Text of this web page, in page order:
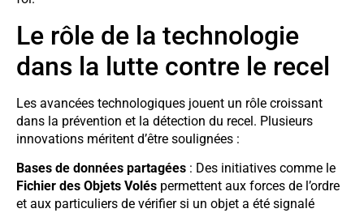
Le rôle de la technologie
dans la lutte contre le recel
Les avancées technologiques jouent un rôle croissant
dans la prévention et la détection du recel. Plusieurs
innovations méritent d’être soulignées :
Bases de données partagées : Des initiatives comme le
Fichier des Objets Volés permettent aux forces de l’ordre
et aux particuliers de vérifier si un objet a été signalé